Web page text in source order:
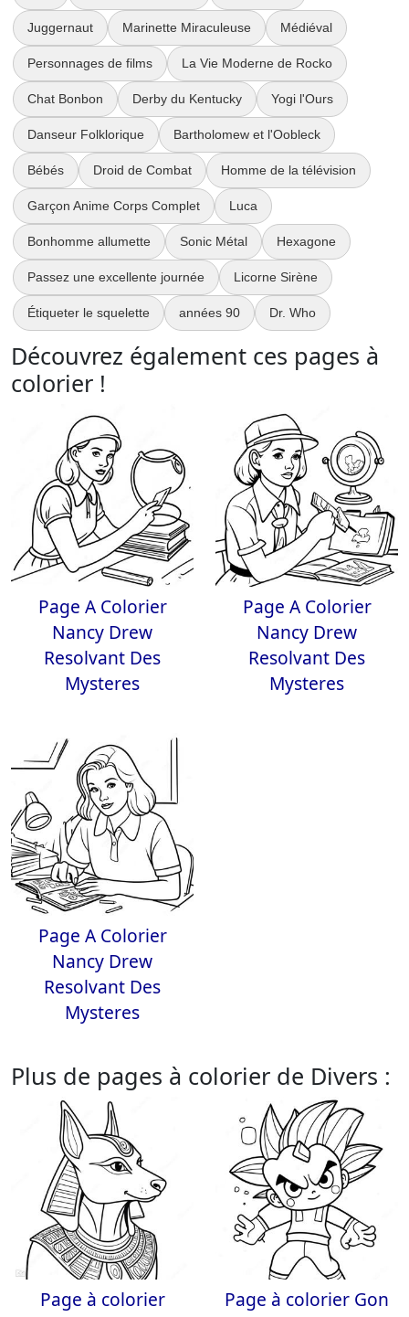
Juggernaut Marinette Miraculeuse Médiéval
Personnages de films La Vie Moderne de Rocko
Chat Bonbon Derby du Kentucky Yogi l'Ours
Danseur Folklorique Bartholomew et l'Oobleck
Bébés Droid de Combat Homme de la télévision
Garçon Anime Corps Complet Luca
Bonhomme allumette Sonic Métal Hexagone
Passez une excellente journée Licorne Sirène
Étiqueter le squelette années 90 Dr. Who
Découvrez également ces pages à
colorier !
Page A Colorier
Nancy Drew
Resolvant Des
Mysteres
Page A Colorier
Nancy Drew
Resolvant Des
Mysteres
Page A Colorier
Nancy Drew
Resolvant Des
Mysteres
Plus de pages à colorier de Divers :
Page à colorier
Page à colorier Gon